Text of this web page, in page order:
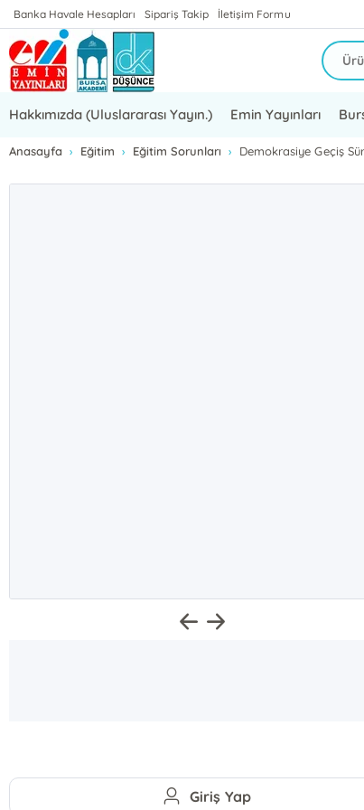
Banka Havale Hesapları Sipariş Takip İletişim Formu
Hakkımızda (Uluslararası Yayın.) Emin Yayınları
Anasayfa Eğitim Eğitim Sorunları Demokrasiye Geçiş
Giriş Yap